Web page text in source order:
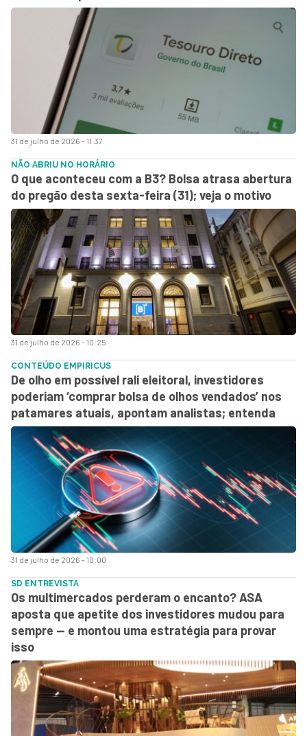
31 de julho de 2026 - 11:37
31 de julho de 2026 - 10:25
NÃO ABRIU NO HORÁRIO
O que aconteceu com a B3? Bolsa atrasa abertura
do pregão desta sexta-feira (31); veja o motivo
31 de julho de 2026 - 10:00
CONTEÚDO EMPIRICUS
De olho em possível rali eleitoral, investidores
poderiam ‘comprar bolsa de olhos vendados’ nos
patamares atuais, apontam analistas; entenda
SD ENTREVISTA
Os multimercados perderam o encanto? ASA
aposta que apetite dos investidores mudou para
sempre — e montou uma estratégia para provar
isso